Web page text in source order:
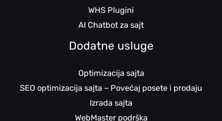
WHS Plugini
AI Chatbot za sajt
Dodatne usluge
Optimizacija sajta
SEO optimizacija sajta – Povećaj posete i prodaju
Izrada sajta
WebMaster podrška